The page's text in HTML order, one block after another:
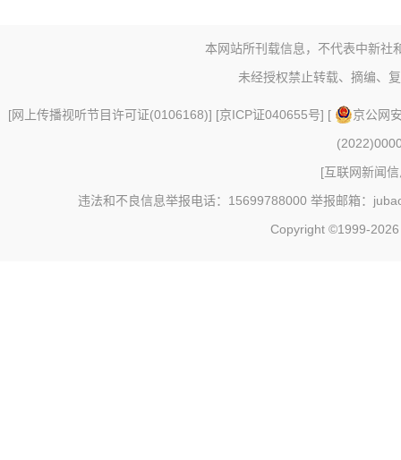
本网站所刊载信息，不代表中新社
未经授权禁止转载、摘编、
[网上传播视听节目许可证(0106168)] [京ICP证040655号] [
京公网
[互联网新闻
违法和不良信息举报电话：15699788000 举报邮箱：
Copyright ©1999-